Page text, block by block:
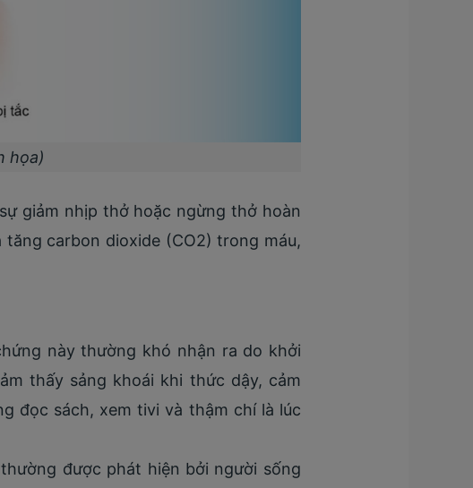
họa)
giảm nhịp thở hoặc ngừng thở hoàn
carbon dioxide (CO2) trong máu,
này thường khó nhận ra do khởi
thấy sảng khoái khi thức dậy, cảm
đọc sách, xem tivi và thậm chí là lúc
được phát hiện bởi người sống